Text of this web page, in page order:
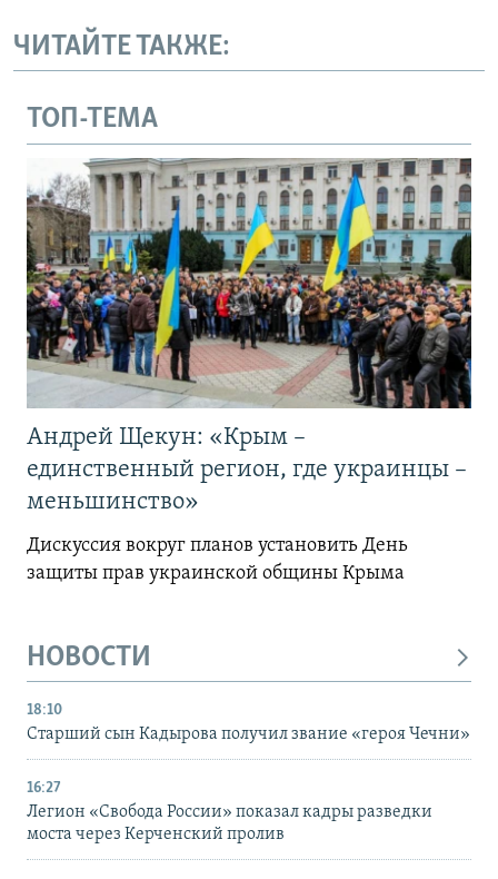
ЧИТАЙТЕ ТАКЖЕ:
ТОП-ТЕМА
Андрей Щекун: «Крым –
единственный регион, где украинцы –
меньшинство»
Дискуссия вокруг планов установить День
защиты прав украинской общины Крыма
НОВОСТИ
18:10
Старший сын Кадырова получил звание «героя Чечни»
16:27
Легион «Свобода России» показал кадры разведки
моста через Керченский пролив